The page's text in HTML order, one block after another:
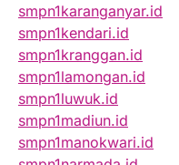
smpn1karanganyar.id
smpn1kendari.id
smpn1kranggan.id
smpn1lamongan.id
smpn1luwuk.id
smpn1madiun.id
smpn1manokwari.id